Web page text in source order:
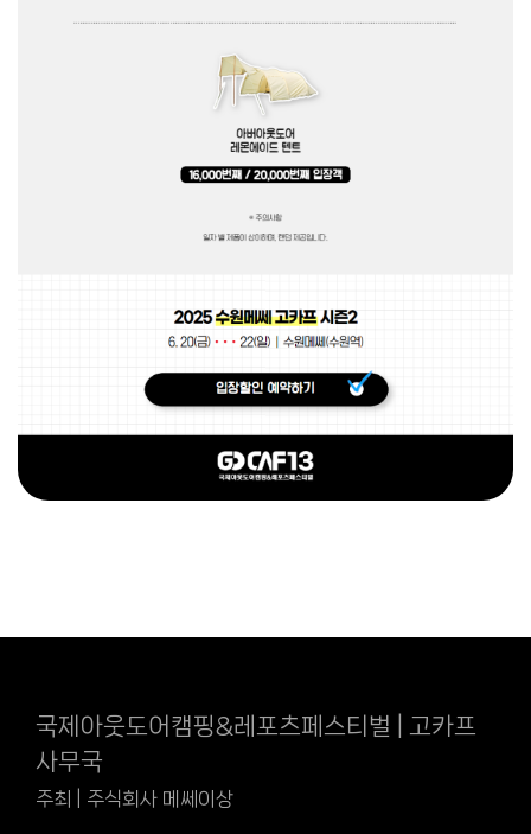
국제아웃도어캠핑&레포츠페스티벌 | 고카프
사무국
주최 | 주식회사 메쎄이상